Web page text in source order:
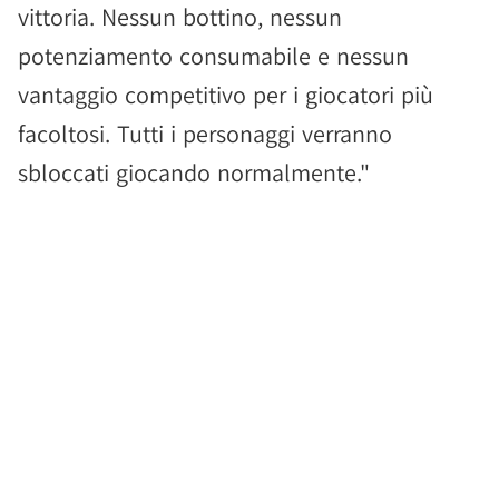
vittoria. Nessun bottino, nessun
potenziamento consumabile e nessun
vantaggio competitivo per i giocatori più
facoltosi. Tutti i personaggi verranno
sbloccati giocando normalmente."